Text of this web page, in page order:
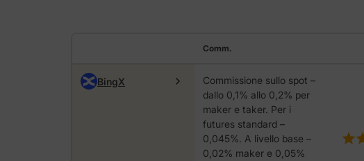
Comm.
BingX
Commissione sullo spot –
dallo 0,1% allo 0,2% per
maker e taker. Per i
futures standard –
0,045%. A livello base –
0,02% maker e 0,05%